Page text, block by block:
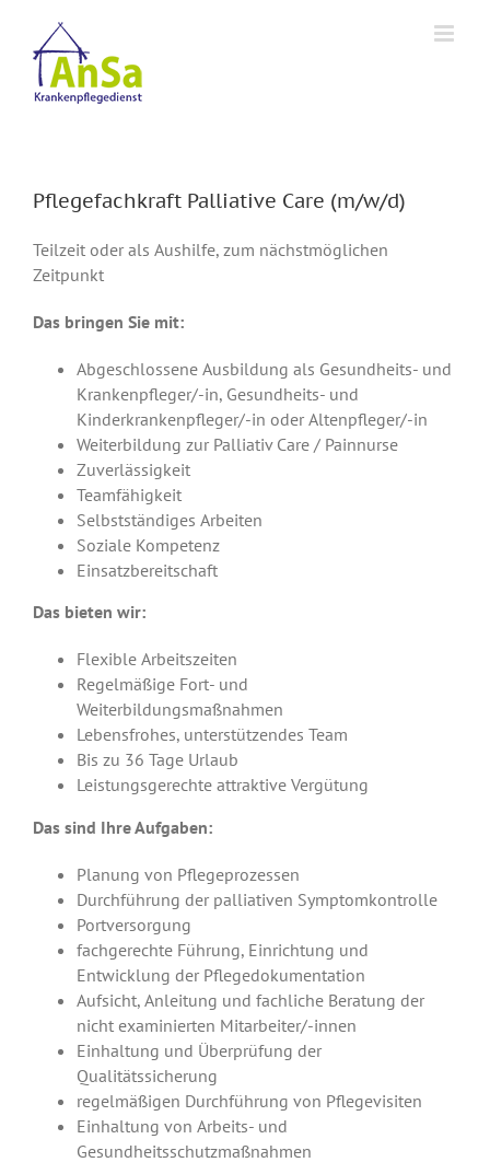
springen
Pflegefachkraft Palliative Care (m/w/d)
Teilzeit oder als Aushilfe, zum nächstmöglichen
Zeitpunkt
Das bringen Sie mit:
Abgeschlossene Ausbildung als Gesundheits- und
Krankenpfleger/-in, Gesundheits- und
Kinderkrankenpfleger/-in oder Altenpfleger/-in
Weiterbildung zur Palliativ Care / Painnurse
Zuverlässigkeit
Teamfähigkeit
Selbstständiges Arbeiten
Soziale Kompetenz
Einsatzbereitschaft
Das bieten wir:
Flexible Arbeitszeiten
Regelmäßige Fort- und
Weiterbildungsmaßnahmen
Lebensfrohes, unterstützendes Team
Bis zu 36 Tage Urlaub
Leistungsgerechte attraktive Vergütung
Das sind Ihre Aufgaben:
Planung von Pflegeprozessen
Durchführung der palliativen Symptomkontrolle
Portversorgung
fachgerechte Führung, Einrichtung und
Entwicklung der Pflegedokumentation
Aufsicht, Anleitung und fachliche Beratung der
nicht examinierten Mitarbeiter/-innen
Einhaltung und Überprüfung der
Qualitätssicherung
regelmäßigen Durchführung von Pflegevisiten
Einhaltung von Arbeits- und
Gesundheitsschutzmaßnahmen